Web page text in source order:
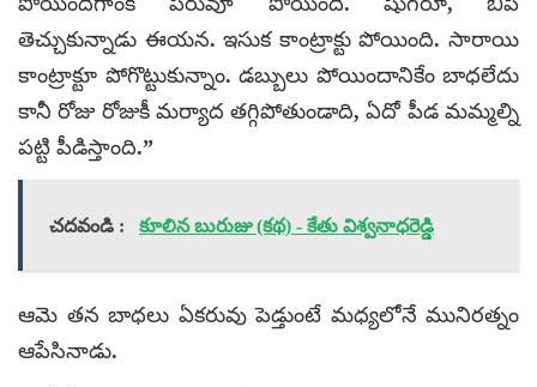
తెచ్చుకున్నాడు ఈయన. ఇసుక కాంట్రాక్టు పోయింది. సారాయి
కాంట్రాక్టూ పోగొట్టుకున్నాం. డబ్బులు పోయిందానికేం బాధలేదు
కానీ రోజు రోజుకీ మర్యాద తగ్గిపోతుండాది, ఏదో పీడ మమ్మల్ని
పట్టి పీడిస్తాంది.”
చదవండి : కూలిన బురుజు (కథ) - కేతు విశ్వనాధరెడ్డి
ఆమె తన బాధలు ఏకరువు పెడ్తుంటే మధ్యలోనే మునిరత్నం
ఆపేసినాడు.